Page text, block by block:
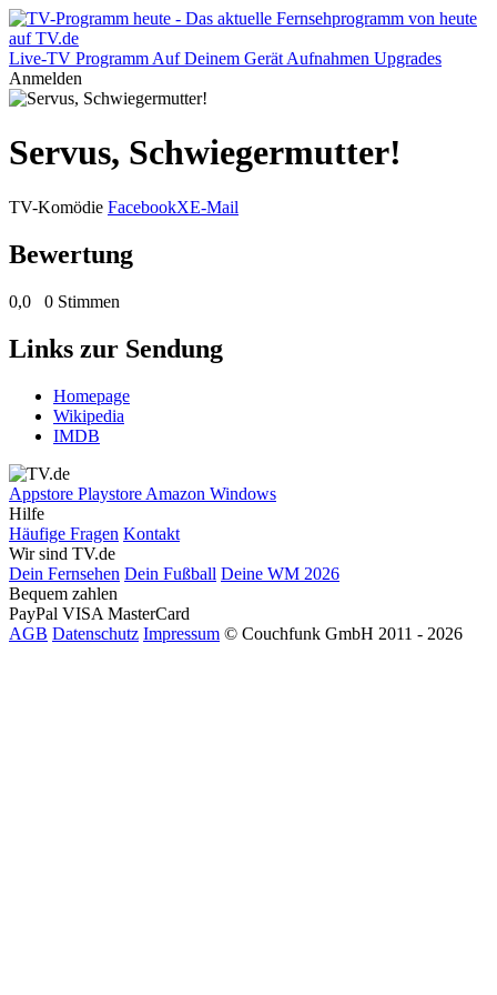
Live-TV Programm Auf Deinem Gerät Aufnahmen Upgrades
Anmelden
Servus, Schwiegermutter!
TV-Komödie FacebookXE-Mail
Bewertung
0,0 0 Stimmen
Links zur Sendung
Homepage
Wikipedia
IMDB
Appstore Playstore Amazon Windows
Hilfe
Häufige Fragen Kontakt
Wir sind TV.de
Dein Fernsehen Dein Fußball Deine WM 2026
Bequem zahlen
PayPal VISA MasterCard
AGB Datenschutz Impressum © Couchfunk GmbH 2011 - 2026